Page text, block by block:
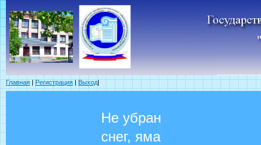
Главная | Регистрация | Выход|
Не убран
снег, яма